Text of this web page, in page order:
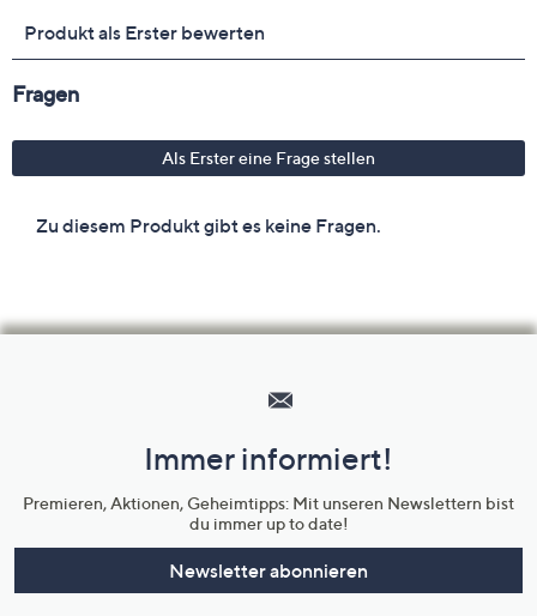
Unternehmensinformationen
Immer informiert!
Premieren, Aktionen, Geheimtipps: Mit unseren Newslettern bist
du immer up to date!
Newsletter abonnieren